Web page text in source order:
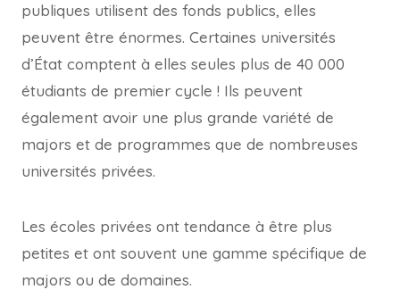
publiques utilisent des fonds publics, elles
peuvent être énormes. Certaines universités
d’État comptent à elles seules plus de 40 000
étudiants de premier cycle ! Ils peuvent
également avoir une plus grande variété de
majors et de programmes que de nombreuses
universités privées.
Les écoles privées ont tendance à être plus
petites et ont souvent une gamme spécifique de
majors ou de domaines.